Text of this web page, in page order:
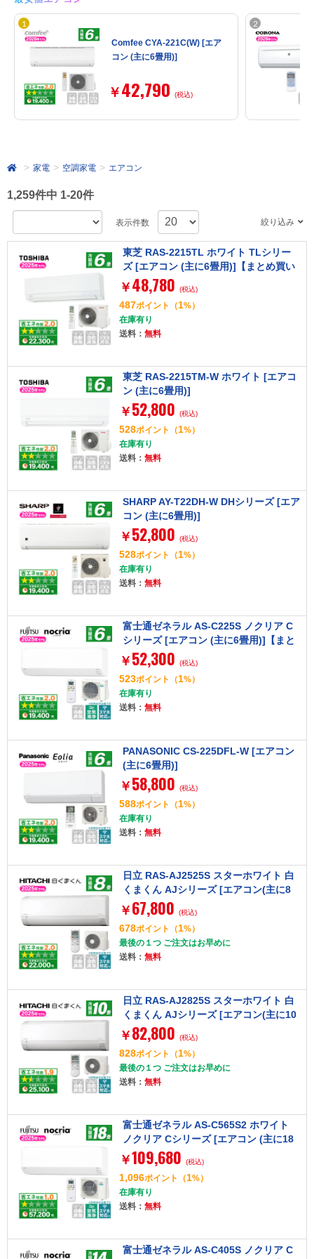
Comfee CYA-221C(W) [エア
コン (主に6畳用)]
￥42,790 (税込)
家電 空調家電 エアコン
1,259件中 1-20件
表示件数 絞り込み
東芝 RAS-2215TL ホワイト TLシリー
ズ [エアコン (主に6畳用)]【まとめ買い
対象B】
￥ 48,780 (税込)
487ポイント （1%）
在庫有り
送料： 無料
東芝 RAS-2215TM-W ホワイト [エアコ
ン (主に6畳用)]
￥ 52,800 (税込)
528ポイント （1%）
在庫有り
送料： 無料
SHARP AY-T22DH-W DHシリーズ [エア
コン (主に6畳用)]
￥ 52,800 (税込)
528ポイント （1%）
在庫有り
送料： 無料
富士通ゼネラル AS-C225S ノクリア C
シリーズ [エアコン (主に6畳用)]【まと
め買い対象B】
￥ 52,300 (税込)
523ポイント （1%）
在庫有り
送料： 無料
PANASONIC CS-225DFL-W [エアコン
(主に6畳用)]
￥ 58,800 (税込)
588ポイント （1%）
在庫有り
送料： 無料
日立 RAS-AJ2525S スターホワイト 白
くまくん AJシリーズ [エアコン(主に8
畳用)]【まとめ買い対象B】
￥ 67,800 (税込)
678ポイント （1%）
最後の１つ ご注文はお早めに
送料： 無料
日立 RAS-AJ2825S スターホワイト 白
くまくん AJシリーズ [エアコン(主に10
畳用)]【まとめ買い対象B】
￥ 82,800 (税込)
828ポイント （1%）
最後の１つ ご注文はお早めに
送料： 無料
富士通ゼネラル AS-C565S2 ホワイト
ノクリア Cシリーズ [エアコン (主に18
畳用・単相200V)]【まとめ買い対象B】
￥109,680 (税込)
1,096ポイント （1%）
在庫有り
送料： 無料
富士通ゼネラル AS-C405S ノクリア C